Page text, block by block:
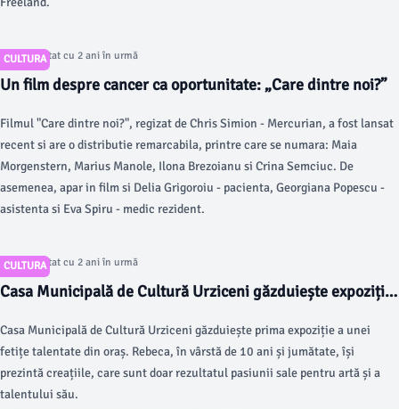
CULTURA
Articol postat cu 2 ani în urmă
Un film despre cancer ca oportunitate: „Care dintre noi?”
Filmul "Care dintre noi?", regizat de Chris Simion - Mercurian, a fost lansat
recent si are o distributie remarcabila, printre care se numara: Maia
Morgenstern, Marius Manole, Ilona Brezoianu si Crina Semciuc. De
asemenea, apar in film si Delia Grigoroiu - pacienta, Georgiana Popescu -
asistenta si Eva Spiru - medic rezident.
CULTURA
Articol postat cu 2 ani în urmă
Casa Municipală de Cultură Urziceni găzduiește expoziția
Casa Municipală de Cultură Urziceni găzduiește prima expoziție a unei
fetițe talentate din oraș. Rebeca, în vârstă de 10 ani și jumătate, își
prezintă creațiile, care sunt doar rezultatul pasiunii sale pentru artă și a
talentului său.